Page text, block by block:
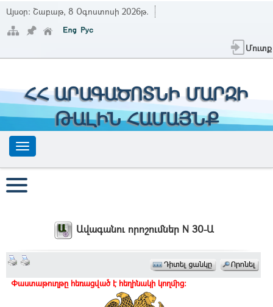
Այսօր: Շաբաթ, 8 Օգոստոսի 2026թ.
Մուտք
ՀՀ ԱՐԱԳԱԾՈՏՆԻ ՄԱՐԶԻ
ԹԱԼԻՆ ՀԱՄԱՅՆՔ
Ավագանու որոշումներ N 30-Ա
Փաստաթուղթը հեռացված է հեղինակի կողմից: